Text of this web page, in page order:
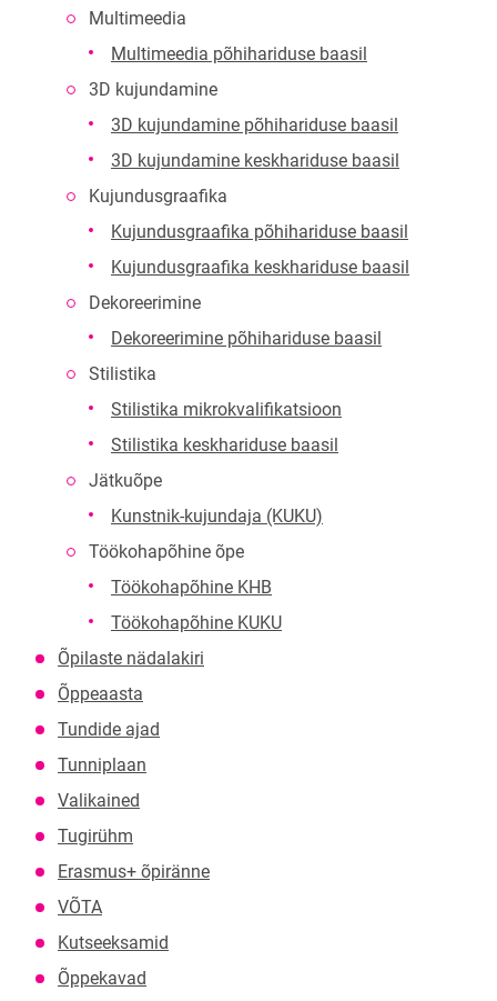
Multimeedia
Multimeedia põhihariduse baasil
3D kujundamine
3D kujundamine põhihariduse baasil
3D kujundamine keskhariduse baasil
Kujundusgraafika
Kujundusgraafika põhihariduse baasil
Kujundusgraafika keskhariduse baasil
Dekoreerimine
Dekoreerimine põhihariduse baasil
Stilistika
Stilistika mikrokvalifikatsioon
Stilistika keskhariduse baasil
Jätkuõpe
Kunstnik-kujundaja (KUKU)
Töökohapõhine õpe
Töökohapõhine KHB
Töökohapõhine KUKU
Õpilaste nädalakiri
Õppeaasta
Tundide ajad
Tunniplaan
Valikained
Tugirühm
Erasmus+ õpiränne
VÕTA
Kutseeksamid
Õppekavad